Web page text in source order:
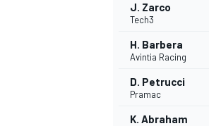
WEC
J. Zarco
Tech3
H. Barbera
Avintia Racing
D. Petrucci
Pramac
K. Abraham